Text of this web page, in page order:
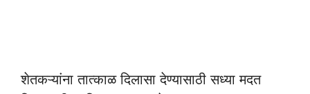
शेतकऱ्यांना तात्काळ दिलासा देण्यासाठी सध्या मदत